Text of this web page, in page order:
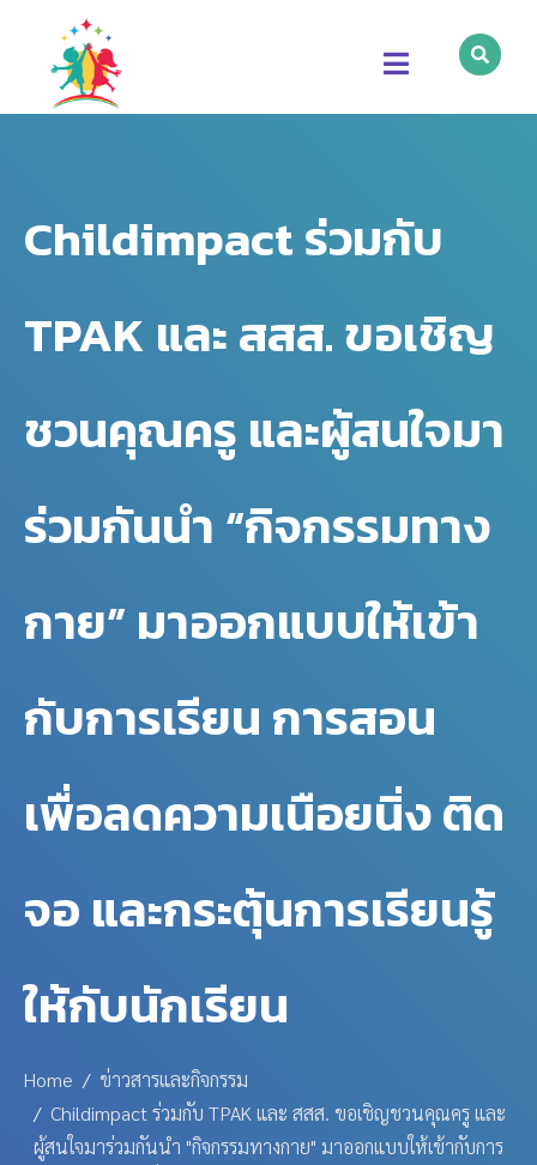
Childimpact ร่วมกับ
TPAK และ สสส. ขอเชิญ
ชวนคุณครู และผู้สนใจมา
ร่วมกันนำ “กิจกรรมทาง
กาย” มาออกแบบให้เข้า
กับการเรียน การสอน
เพื่อลดความเนือยนิ่ง ติด
จอ และกระตุ้นการเรียนรู้
ให้กับนักเรียน
Home
ข่าวสารและกิจกรรม
Childimpact ร่วมกับ TPAK และ สสส. ขอเชิญชวนคุณครู และ
ผู้สนใจมาร่วมกันนำ "กิจกรรมทางกาย" มาออกแบบให้เข้ากับการ